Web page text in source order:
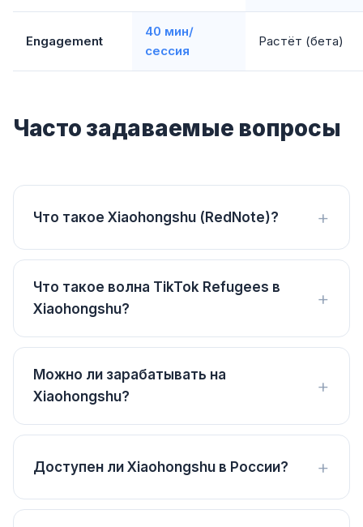
Engagement
40 мин/
сессия
Растёт (бета)
Часто задаваемые вопросы
Что такое Xiaohongshu (RedNote)?
Что такое волна TikTok Refugees в
Xiaohongshu?
Можно ли зарабатывать на
Xiaohongshu?
Доступен ли Xiaohongshu в России?